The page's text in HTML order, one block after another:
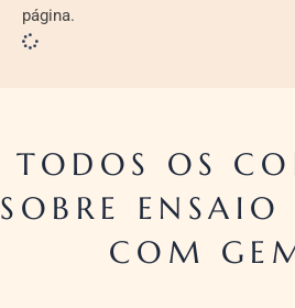
página.
TODOS OS
SOBRE
COM